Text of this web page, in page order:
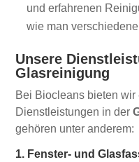
und erfahrenen
wie man
Unsere
Glasreinigung
Bei Biocleans bieten
Dienstleistungen in der
gehören unter anderem:
1. Fenster- und